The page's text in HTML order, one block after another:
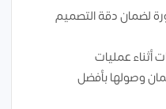
لضمان دقة التصميم
أثناء عمليات
وصولها بأفضل